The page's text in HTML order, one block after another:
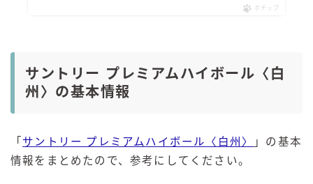
ポチップ
サントリー プレミアムハイボール〈白
州〉の基本情報
「 サントリー プレミアムハイボール〈白州〉
」の基本
情報をまとめたので、参考にしてください。